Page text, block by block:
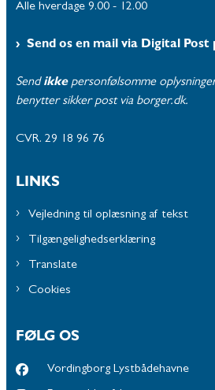
Alle hverdage 9.00 - 12.00
Send os en mail via Digital Post
Send ikke personfølsomme
benytter sikker post via borger.dk.
CVR. 29 18 96 76
LINKS
Vejledning til oplæsning af tekst
Tilgængelighedserklæring
Translate
Cookies
FØLG OS
Vordingborg Lystbådehavne